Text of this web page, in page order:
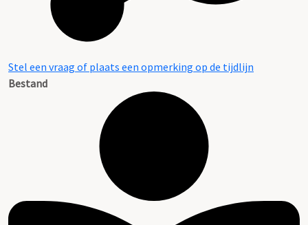
Stel een vraag of plaats een opmerking op de tijdlijn
Bestand